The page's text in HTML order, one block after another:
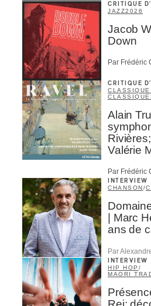
CRITIQUE
JAZZ2026
Jacob
Down
Par Frédéric
CRITIQUE
CLASSIQUE
CLASSIQUE
Alain
Valérie
Par Frédéric
INTERVIEW
CHANSON/
| Marc
ans de
Par
INTERVIEW
HIP HOP /
MAORI